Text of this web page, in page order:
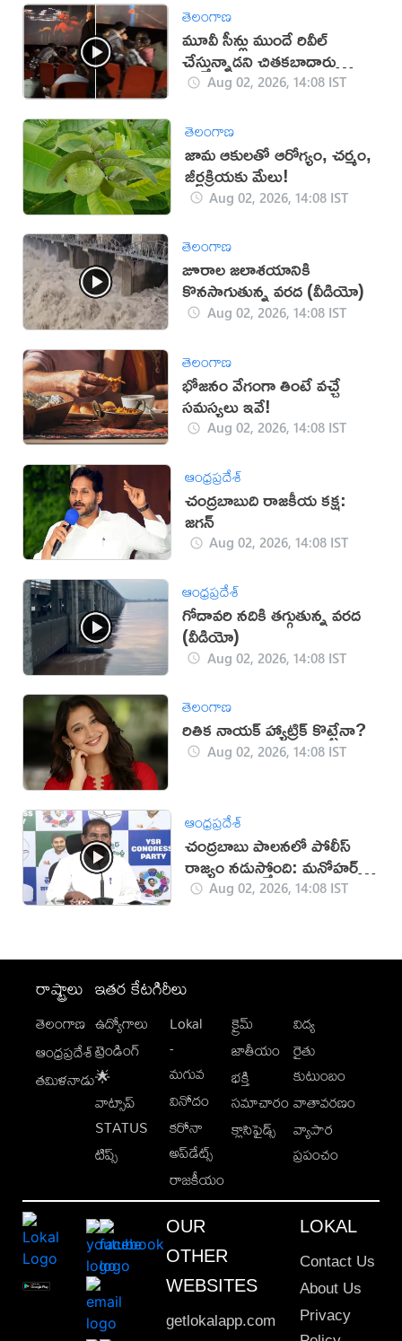
తెలంగాణ
మూవీ సీన్లు ముందే రివీల్
చేస్తున్నాడని చితకబాదారు
(వీడియో)
Aug 02, 2026, 14:08 IST
తెలంగాణ
జామ ఆకులతో ఆరోగ్యం, చర్మం,
జీర్ణక్రియకు మేలు!
Aug 02, 2026, 14:08 IST
తెలంగాణ
జూరాల జలాశయానికి
కొనసాగుతున్న వరద (వీడియో)
Aug 02, 2026, 14:08 IST
తెలంగాణ
భోజనం వేగంగా తింటే వచ్చే
సమస్యలు ఇవే!
Aug 02, 2026, 14:08 IST
ఆంధ్రప్రదేశ్
చంద్రబాబుది రాజకీయ కక్ష:
జగన్
Aug 02, 2026, 14:08 IST
ఆంధ్రప్రదేశ్
గోదావరి నదికి తగ్గుతున్న వరద
(వీడియో)
Aug 02, 2026, 14:08 IST
తెలంగాణ
రితిక నాయక్ హ్యాట్రిక్ కొట్టేనా?
Aug 02, 2026, 14:08 IST
ఆంధ్రప్రదేశ్
చంద్రబాబు పాలనలో పోలీస్
రాజ్యం నడుస్తోంది: మనోహర్
రెడ్డి Aug 02, 2026, 14:08 IST
రాష్ట్రాలు
తెలంగాణ
ఆంధ్రప్రదేశ్
తమిళనాడు
ఇతర కేటగిరీలు
ఉద్యోగాలు
ట్రెండింగ్
🌟
వాట్సాప్
STATUS
టిప్స్
Lokal
-
మగువ
వినోదం
కరోనా
అప్‌డేట్స్
రాజకీయం
క్రైమ్
జాతీయం
భక్తి
సమాచారం
క్లాసిఫైడ్స్
విద్య
రైతు
కుటుంబం
వాతావరణం
వ్యాపార
ప్రపంచం
OUR
OTHER
WEBSITES
getlokalapp.com
LOKAL
Contact Us
About Us
Privacy